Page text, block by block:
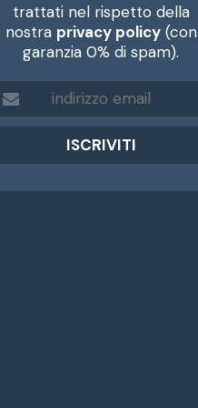
trattati nel rispetto della
nostra privacy policy(con
garanzia 0% di spam).